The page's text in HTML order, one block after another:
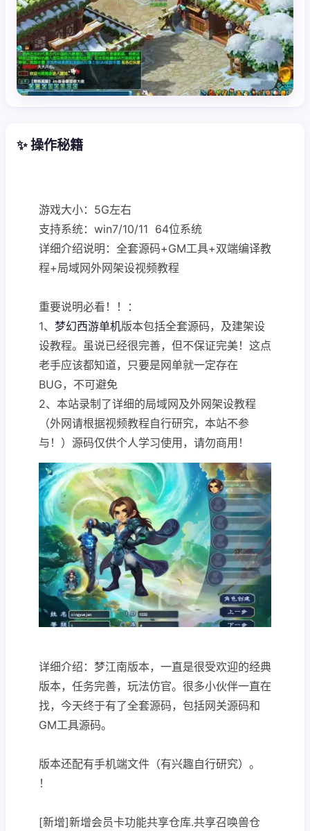
✨ 操作秘籍
游戏大小：5G左右
支持系统：win7/10/11 64位系统
详细介绍说明：全套源码+GM工具+双端编译教
程+局域网外网架设视频教程
重要说明必看！！：
1、 梦幻西游单机版本包括全套源码，及建架设
设教程。虽说已经很完善，但不保证完美！这点
老手应该都知道，只要是网单就一定存在
BUG，不可避免
2、本站录制了详细的局域网及外网架设教程
（外网请根据视频教程自行研究，本站不参
与！）源码仅供个人学习使用，请勿商用！
详细介绍：梦江南版本，一直是很受欢迎的经典
版本，任务完善，玩法仿官。很多小伙伴一直在
找，今天终于有了全套源码，包括网关源码和
GM工具源码。
版本还配有手机端文件（有兴趣自行研究）。
！
[新增]新增会员卡功能共享仓库.共享召唤兽仓